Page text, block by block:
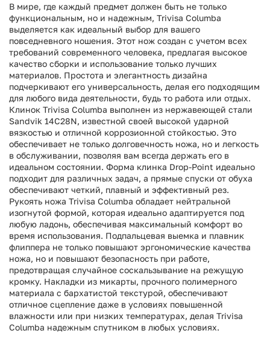
В мире, где каждый предмет должен быть не только
функциональным, но и надежным, Trivisa Columba
выделяется как идеальный выбор для вашего
повседневного ношения. Этот нож создан с учетом всех
требований современного человека, предлагая высокое
качество сборки и использование только лучших
материалов. Простота и элегантность дизайна
подчеркивают его универсальность, делая его подходящим
для любого вида деятельности, будь то работа или отдых.
Клинок Trivisa Columba выполнен из нержавеющей стали
Sandvik 14C28N, известной своей высокой ударной
вязкостью и отличной коррозионной стойкостью. Это
обеспечивает не только долговечность ножа, но и легкость
в обслуживании, позволяя вам всегда держать его в
идеальном состоянии. Форма клинка Drop-Point идеально
подходит для различных задач, а прямые спуски от обуха
обеспечивают четкий, плавный и эффективный рез.
Рукоять ножа Trivisa Columba обладает нейтральной
изогнутой формой, которая идеально адаптируется под
любую ладонь, обеспечивая максимальный комфорт во
время использования. Подпальцевая выемка и плавник
флиппера не только повышают эргономические качества
ножа, но и повышают безопасность при работе,
предотвращая случайное соскальзывание на режущую
кромку. Накладки из микарты, прочного полимерного
материала с бархатистой текстурой, обеспечивают
отличное сцепление даже в условиях повышенной
влажности или при низких температурах, делая Trivisa
Columba надежным спутником в любых условиях.